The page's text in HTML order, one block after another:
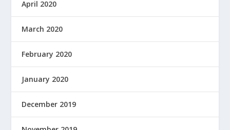
April 2020
March 2020
February 2020
January 2020
December 2019